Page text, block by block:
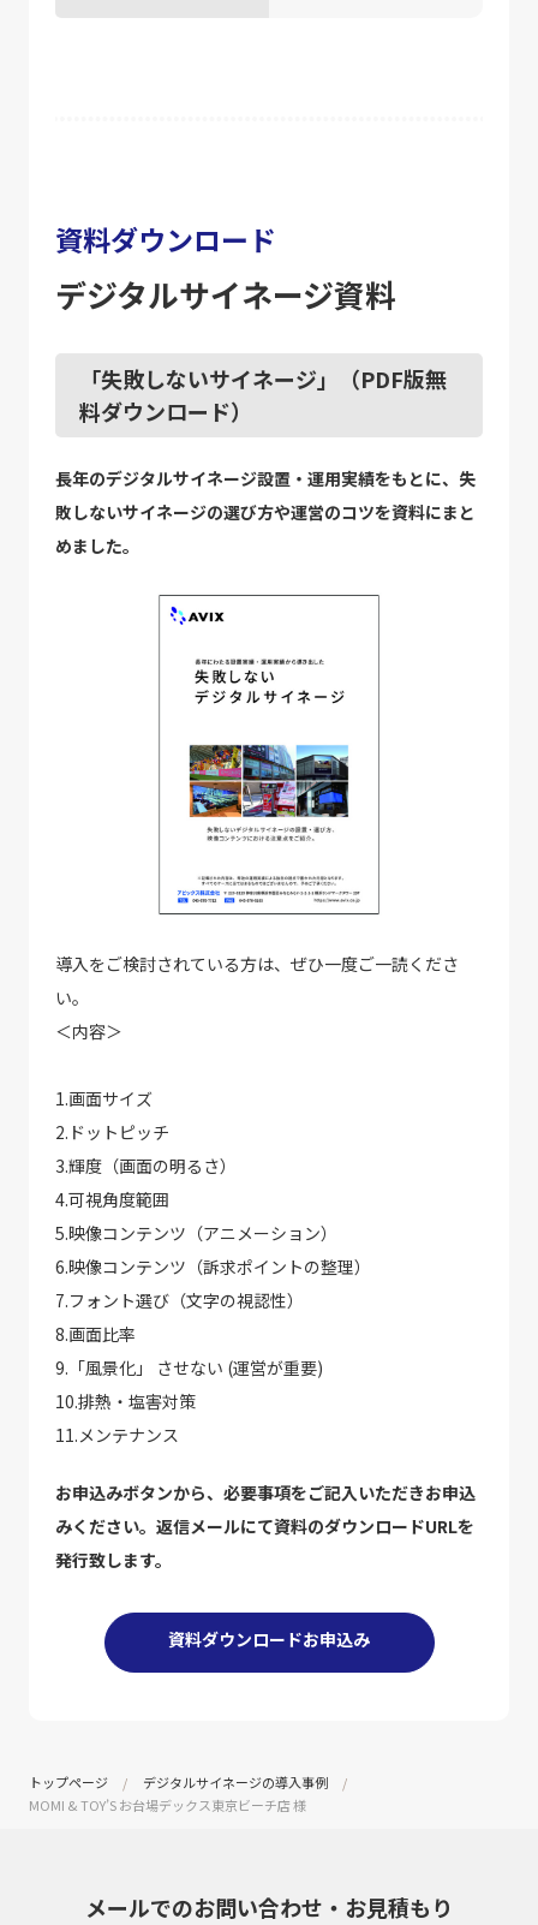
資料ダウンロード
デジタルサイネージ資料
「失敗しないサイネージ」（PDF版無
料ダウンロード）
長年のデジタルサイネージ設置・運用実績をもとに、失
敗しないサイネージの選び方や運営のコツを資料にまと
めました。
導入をご検討されている方は、ぜひ一度ご一読くださ
い。
＜内容＞
1.画面サイズ
2.ドットピッチ
3.輝度（画面の明るさ）
4.可視角度範囲
5.映像コンテンツ（アニメーション）
6.映像コンテンツ（訴求ポイントの整理）
7.フォント選び（文字の視認性）
8.画面比率
9.「風景化」 させない (運営が重要)
10.排熱・塩害対策
11.メンテナンス
お申込みボタンから、必要事項をご記入いただきお申込
みください。返信メールにて資料のダウンロードURLを
発行致します。
資料ダウンロードお申込み
トップページ
デジタルサイネージの導入事例
MOMI & TOY’S お台場デックス東京ビーチ店 様
メールでのお問い合わせ・ お見積もり